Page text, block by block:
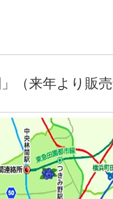
」（来年より販